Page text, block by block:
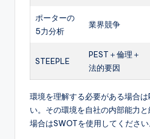
ポーターの
5力分析
業界競争
STEEPLE
PEST＋倫理＋
法的要因
環境を理解する必要がある場合
い。その環境を自社の内部能力
場合はSWOTを使用してください